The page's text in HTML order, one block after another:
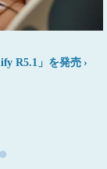
R5.1」を発売